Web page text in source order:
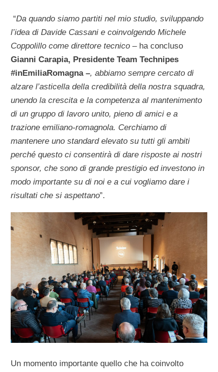
“Da quando siamo partiti nel mio studio, sviluppando
l’idea di Davide Cassani e coinvolgendo Michele
Coppolillo come direttore tecnico – ha concluso
Gianni Carapia, Presidente Team Technipes
#inEmiliaRomagna –, abbiamo sempre cercato di
alzare l’asticella della credibilità della nostra squadra,
unendo la crescita e la competenza al mantenimento
di un gruppo di lavoro unito, pieno di amici e a
trazione emiliano-romagnola. Cerchiamo di
mantenere uno standard elevato su tutti gli ambiti
perché questo ci consentirà di dare risposte ai nostri
sponsor, che sono di grande prestigio ed investono in
modo importante su di noi e a cui vogliamo dare i
risultati che si aspettano”.
Un momento importante quello che ha coinvolto